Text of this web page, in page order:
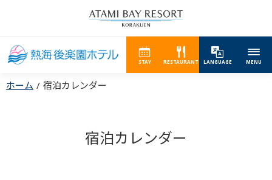
STAY RESTAURANT LANGUAGE MENU
ホーム 宿泊カレンダー
宿泊カレンダー